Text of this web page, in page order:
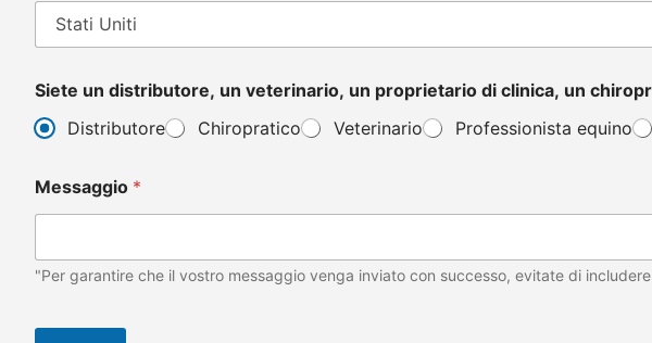
Siete un distributore, un veterinario, un proprietario di clinica, un
Distributore
Chiropratico Veterinario Professionista equino
Messaggio *
"Per garantire che il vostro messaggio venga inviato con successo, evitate di